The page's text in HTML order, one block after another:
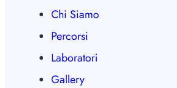
Chi Siamo
Percorsi
Laboratori
Gallery